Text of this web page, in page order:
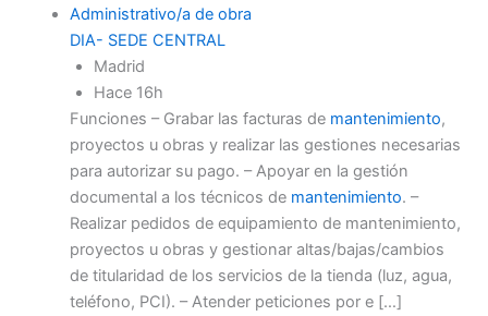
Administrativo/a de obra
DIA- SEDE CENTRAL
Madrid
Hace 16h
Funciones – Grabar las facturas de mantenimiento,
proyectos u obras y realizar las gestiones necesarias
para autorizar su pago. – Apoyar en la gestión
documental a los técnicos de mantenimiento. –
Realizar pedidos de equipamiento de mantenimiento,
proyectos u obras y gestionar altas/bajas/cambios
de titularidad de los servicios de la tienda (luz, agua,
teléfono, PCI). – Atender peticiones por e […]